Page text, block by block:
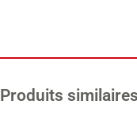
Produits similaires